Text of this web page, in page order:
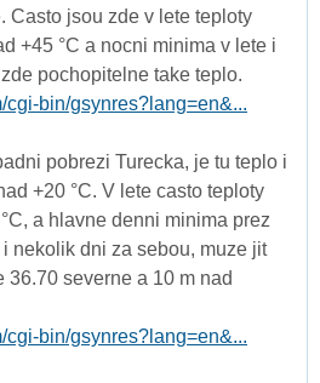
Casto jsou zde v lete teploty
+45 °C a nocni minima v lete i
pochopitelne take teplo.
cgi-bin/gsynres?lang=en&...
pobrezi Turecka, je tu teplo i
+20 °C. V lete casto teploty
a hlavne denni minima prez
i nekolik dni za sebou, muze jit
severne a 10 m nad
cgi-bin/gsynres?lang=en&...